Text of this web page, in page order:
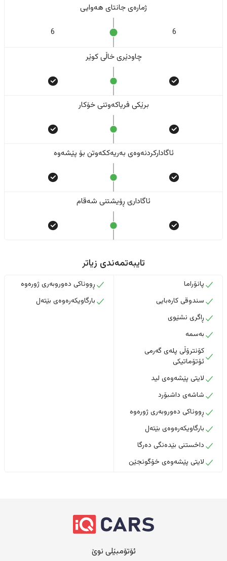
ژمارەی جانتای هەوایی
6
6
چاودێری خاڵی کوێر
برێکی فریاکەوتنی خۆکار
ئاگادارکردنەوەی بەریەککەوتن بۆ پێشەوە
ئاگاداری ڕۆیشتنی شەقام
تایبەتمەندی زیاتر
پانۆراما
سندوقی کارەبایی
ڕاگری نشێوی
بەسمە
کۆنترۆڵی پلەی گەرمی
ئۆتۆماتیکی
لایتی پێشەوەی لید
شاشەی داشبۆرد
ڕووناکی دەوروبەری ژورەوە
بارگاویکەرەوەی بێتەل
داخستنى بێدەنگى دەرگا
لایتی پێشەوەی خۆگونجێن
ڕووناکی دەوروبەری ژورەوە
بارگاویکەرەوەی بێتەل
ئۆتۆمبێلی نوێ